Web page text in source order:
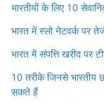
भारतीयों के लिए 10
भारत में स्लो नेटवर्क पर
भारत में संपत्ति खरीद पर
10 तरीके जिनसे भारतीय
सकते हैं